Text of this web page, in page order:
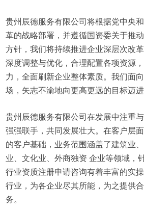
贵州辰德服务有限公司将根据党中央
革的战略部署，并遵循国资委关于推
方针，我们将持续推进企业深层次改
深度调整与优化，合理配置各项资源
力，全面刷新企业整体素质。我们面
场，矢志不渝地向更高更远的目标迈进
贵州辰德服务有限公司在发展中注重
强强联手，共同发展壮大。在客户层
的客户基础，业务范围涵盖了建筑业
业、文化业、外商独资 企业等领域，
行业资质注册申请咨询有着丰富的实
行业，为各企业尽其所能，为之提供
务。